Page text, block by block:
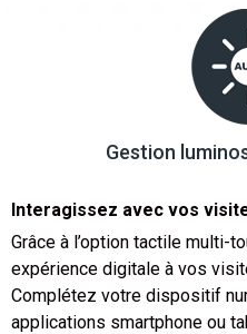
Gestion
Interagissez avec vos
Grâce à l’option tactile multi-
expérience digitale à vos
Complétez votre dispositif
applications smartphone ou